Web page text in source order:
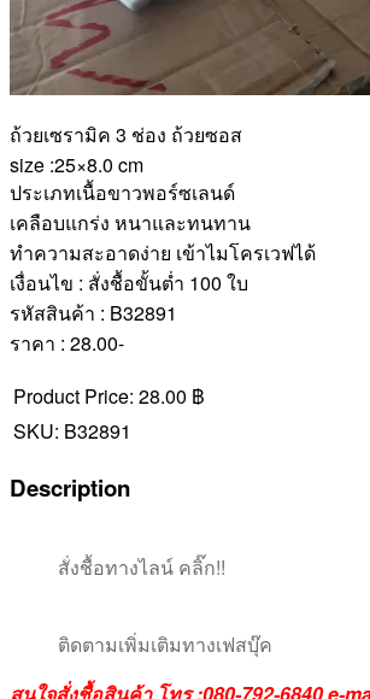
ถ้วยเซรามิค 3 ช่อง ถ้วยซอส
size :25×8.0 cm
ประเภทเนื้อขาวพอร์ซเลนด์
เคลือบแกร่ง หนาและทนทาน
ทำความสะอาดง่าย เข้าไมโครเวฟได้
เงื่อนไข : สั่งชื้อขั้นต่ำ 100 ใบ
รหัสสินค้า : B32891
ราคา : 28.00-
Product Price: 28.00 ฿
SKU: B32891
Description
สั่งชื้อทางไลน์ คลิ๊ก!!
ติดตามเพิ่มเติมทางเฟสบุ๊ค